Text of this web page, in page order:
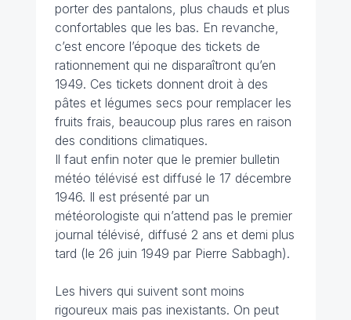
porter des pantalons, plus chauds et plus
confortables que les bas. En revanche,
c’est encore l’époque des tickets de
rationnement qui ne disparaîtront qu’en
1949. Ces tickets donnent droit à des
pâtes et légumes secs pour remplacer les
fruits frais, beaucoup plus rares en raison
des conditions climatiques.
Il faut enfin noter que le premier bulletin
météo télévisé est diffusé le 17 décembre
1946. Il est présenté par un
météorologiste qui n’attend pas le premier
journal télévisé, diffusé 2 ans et demi plus
tard (le 26 juin 1949 par Pierre Sabbagh).
Les hivers qui suivent sont moins
rigoureux mais pas inexistants. On peut